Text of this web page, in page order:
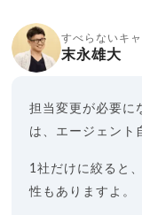
すべらないキ
末永雄大
担当変更が必要に
は、エージェント
1社だけに絞ると
性もありますよ。